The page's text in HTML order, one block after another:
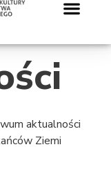
aktualności
Ziemi